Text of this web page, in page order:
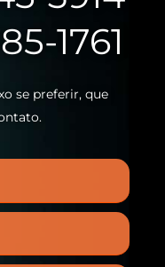
1761
se preferir, que